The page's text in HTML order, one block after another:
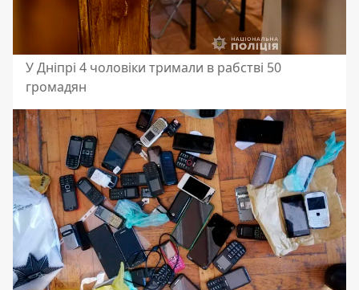
У Дніпрі 4 чоловіки тримали в рабстві 50
громадян